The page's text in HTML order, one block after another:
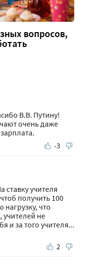
вопросов,
В.В. Путину!
очень даже
-3
ставку учителя
получить 100
нагрузку, что
учителей не
и за того учителя...
2